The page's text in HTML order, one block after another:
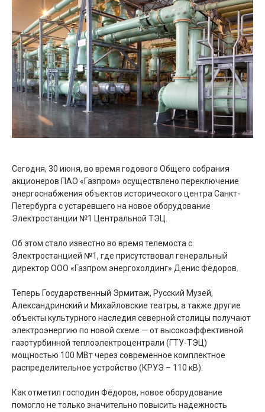
Сегодня, 30 июня, во время годового Общего собрания
акционеров ПАО «Газпром» осуществлено переключение
энергоснабжения объектов исторического центра Санкт-
Петербурга с устаревшего на новое оборудование
Электростанции №1 Центральной ТЭЦ.
Об этом стало известно во время телемоста с
Электростанцией №1, где присутствовал генеральный
директор ООО «Газпром энергохолдинг» Денис Фёдоров.
Теперь Государственный Эрмитаж, Русский Музей,
Александринский и Михайловские театры, а также другие
объекты культурного наследия северной столицы получают
электроэнергию по новой схеме — от высокоэффективной
газотурбинной теплоэлектроцентрали (ГТУ-ТЭЦ)
мощностью 100 МВт через современное комплектное
распределительное устройство (КРУЭ – 110 кВ).
Как отметил господин Фёдоров, новое оборудование
помогло не только значительно повысить надежность